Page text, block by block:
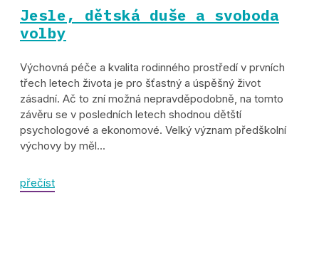
Jesle, dětská duše a svoboda
volby
Výchovná péče a kvalita rodinného prostředí v prvních
třech letech života je pro šťastný a úspěšný život
zásadní. Ač to zní možná nepravděpodobně, na tomto
závěru se v posledních letech shodnou dětští
psychologové a ekonomové. Velký význam předškolní
výchovy by měl...
přečíst